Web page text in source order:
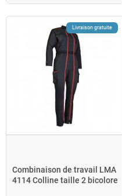
Livraison gratuite
Combinaison de travail LMA
4114 Colline taille 2 bicolore